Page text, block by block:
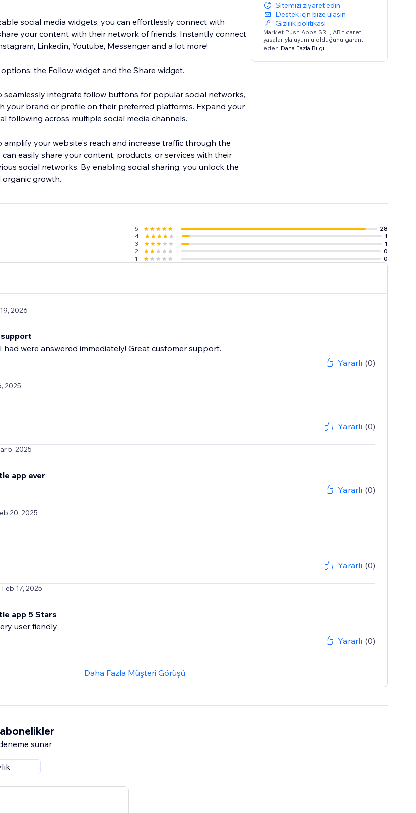
social media widgets, you can effortlessly connect with
your content with their network of friends. Instantly connect
Linkedin, Youtube, Messenger and a lot more!
the Follow widget and the Share widget.
seamlessly integrate follow buttons for popular social networks,
your brand or profile on their preferred platforms. Expand your
following across multiple social media channels.
amplify your website's reach and increase traffic through the
easily share your content, products, or services with their
social networks. By enabling social sharing, you unlock the
growth.
Sitemizi ziyaret edin
Destek için bize ulaşın
Gizlilik politikası
Market Push Apps SRL, AB ticaret
yasalarıyla uyumlu olduğunu garanti
eder. Daha Fazla Bilgi
5
28
4
1
3
1
2
0
1
0
2026
had were answered immediately! Great customer support.
Yararlı (0)
2025
Yararlı (0)
5, 2025
app ever
Yararlı (0)
20, 2025
Yararlı (0)
17, 2025
app 5 Stars
user fiendly
Yararlı (0)
Daha Fazla Müşteri Görüşü
sunar